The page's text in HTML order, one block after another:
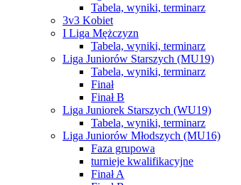
Tabela, wyniki, terminarz
3v3 Kobiet
I Liga Mężczyzn
Tabela, wyniki, terminarz
Liga Juniorów Starszych (MU19)
Tabela, wyniki, terminarz
Finał
Finał B
Liga Juniorek Starszych (WU19)
Tabela, wyniki, terminarz
Liga Juniorów Młodszych (MU16)
Faza grupowa
turnieje kwalifikacyjne
Finał A